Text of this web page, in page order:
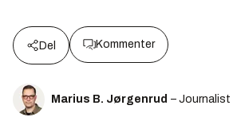
Del Kommenter
Marius B. Jørgenrud – Journalist